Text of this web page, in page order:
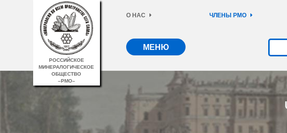
РОССИЙСКОЕ
МИНЕРАЛОГИЧЕСКОЕ
ОБЩЕСТВО
–РМО–
О НАС ЧЛЕНЫ РМО
МЕНЮ